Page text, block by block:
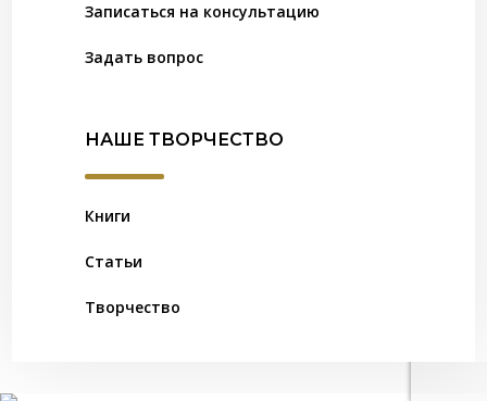
Записаться на консультацию
Задать вопрос
НАШЕ ТВОРЧЕСТВО
Книги
Статьи
Творчество